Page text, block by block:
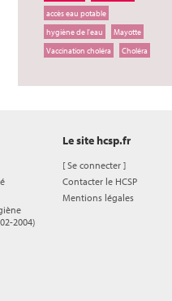
accès eau potable
hygiène de l'eau
Mayotte
Vaccination choléra
Choléra
2004)
Le site hcsp.fr
[Se connecter ]
Contacter le HCSP
Mentions légales